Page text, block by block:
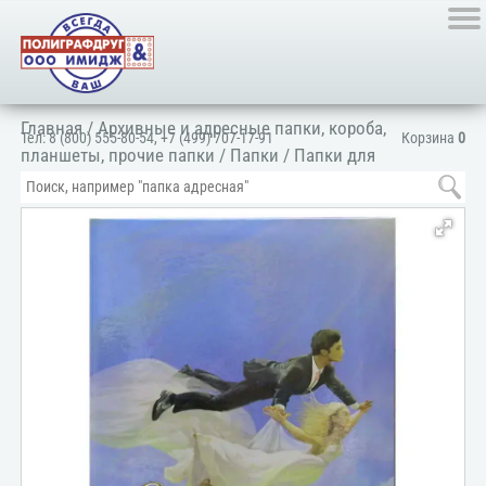
Корзина 0
Тел:8 (800) 555-80-54,+7 (499) 707-17-91
Главная/Архивные и адресные папки, короба,
планшеты, прочие папки / Папки / Папки для
документов/Для личных документов